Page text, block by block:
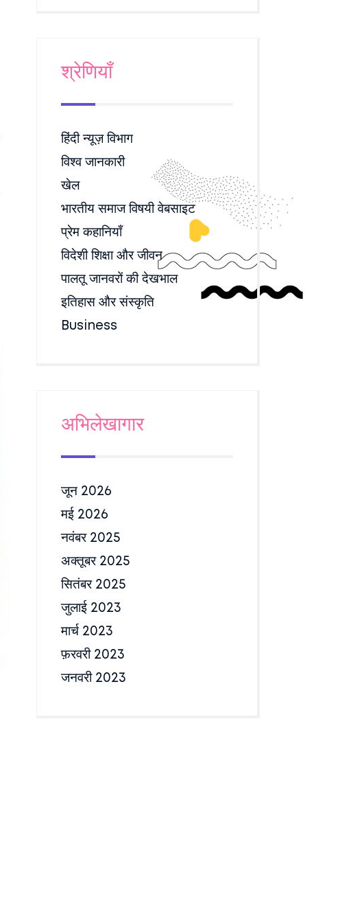
श्रेणियाँ
हिंदी न्यूज़ विभाग
विश्व जानकारी
खेल
भारतीय समाज विषयी वेबसाइट
प्रेम कहानियाँ
विदेशी शिक्षा और जीवन
पालतू जानवरों की देखभाल
इतिहास और संस्कृति
Business
अभिलेखागार
जून 2026
मई 2026
नवंबर 2025
अक्तूबर 2025
सितंबर 2025
जुलाई 2023
मार्च 2023
फ़रवरी 2023
जनवरी 2023